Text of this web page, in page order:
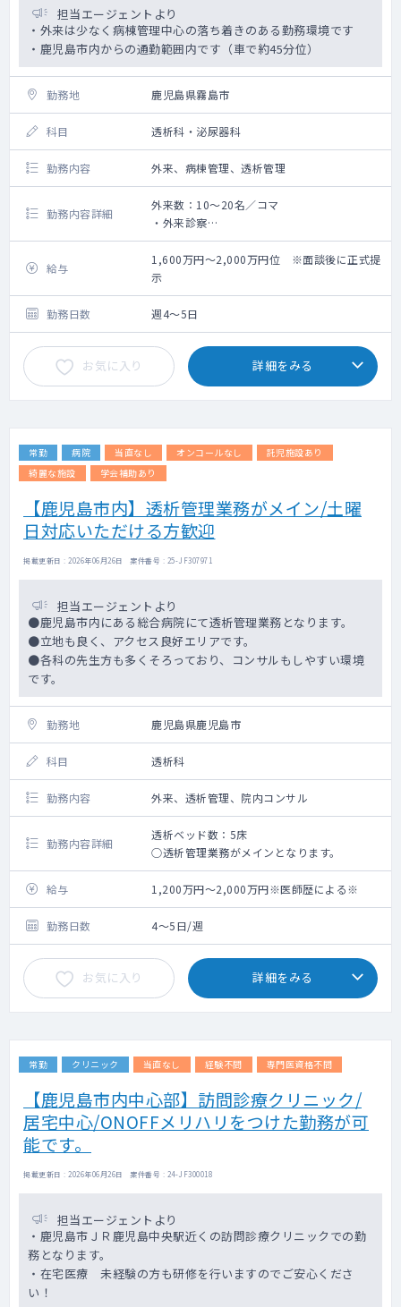
担当エージェントより
・外来は少なく病棟管理中心の落ち着きのある勤務環境です
・鹿児島市内からの通勤範囲内です（車で約45分位）
勤務地 鹿児島県霧島市
科目 透析科・泌尿器科
勤務内容 外来、病棟管理、透析管理
勤務内容詳細
外来数：10～20名／コマ
・外来診察
・病棟管理
・透析管理
給与
1,600万円～2,000万円位 ※面談後に正式提
示
勤務日数 週4～5日
お気に入り 詳細をみる
常勤 病院 当直なし オンコールなし
託児施設あり
綺麗な施設
学会補助あり
【鹿児島市内】透析管理業務がメイン/土曜
日対応いただける方歓迎
掲載更新日 : 2026年06月26日 案件番号 : 25-JF307971
担当エージェントより
●鹿児島市内にある総合病院にて透析管理業務となります。
●立地も良く、アクセス良好エリアです。
●各科の先生方も多くそろっており、コンサルもしやすい環境
です。
勤務地 鹿児島県鹿児島市
科目 透析科
勤務内容 外来、透析管理、院内コンサル
勤務内容詳細
透析ベッド数：5床
○透析管理業務がメインとなります。
給与 1,200万円～2,000万円※医師歴による※
勤務日数 4～5日/週
お気に入り 詳細をみる
常勤 クリニック 当直なし 経験不問 専門医資格不問
【鹿児島市内中心部】訪問診療クリニック/
居宅中心/ONOFFメリハリをつけた勤務が可
能です。
掲載更新日 : 2026年06月26日 案件番号 : 24-JF300018
担当エージェントより
・鹿児島市ＪＲ鹿児島中央駅近くの訪問診療クリニックでの勤
務となります。
・在宅医療 未経験の方も研修を行いますのでご安心くださ
い！